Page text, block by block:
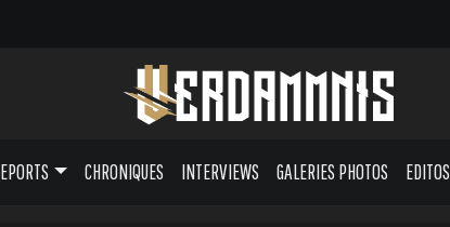
CHRONIQUES INTERVIEWS GALERIES PHOTOS EDITOS